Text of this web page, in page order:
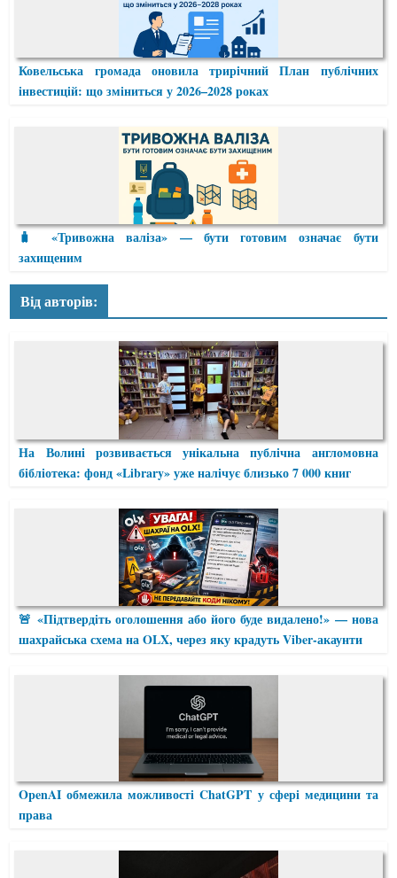
Ковельська громада оновила трирічний План публічних
інвестицій: що зміниться у 2026–2028 роках
🧳 «Тривожна валіза» — бути готовим означає бути
захищеним
Від авторів:
На Волині розвивається унікальна публічна англомовна
бібліотека: фонд «Library» уже налічує близько 7 000 книг
🚨 «Підтвердіть оголошення або його буде видалено!» — нова
шахрайська схема на OLX, через яку крадуть Viber-акаунти
OpenAI обмежила можливості ChatGPT у сфері медицини та
права